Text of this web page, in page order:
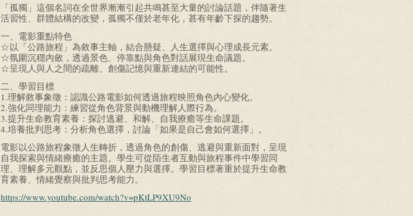
「孤獨」這個名詞在全世界漸漸引起共鳴甚至大量的討論話題，伴隨著生
活習性、群體結構的改變，孤獨不僅於老年化，甚有年齡下探的趨勢。
一、電影重點特色
☆以「公路旅程」為敘事主軸，結合懸疑、人生選擇與心理成長元素。
☆氛圍沉穩內斂，透過景色、停靠點與角色對話展現生命議題。
☆呈現人與人之間的疏離、創傷記憶與重新連結的可能性。
二、學習目標
1.理解敘事象徵：認識公路電影如何透過旅程映照角色內心變化。
2.強化同理能力：練習從角色背景與動機理解人際行為。
3.提升生命教育素養：探討逃避、和解、自我療癒等生命課題。
4.培養批判思考：分析角色選擇，討論「如果是自己會如何選擇」。
電影以公路旅程象徵人生轉折，透過角色的創傷、逃避與重新面對，呈現
自我探索與情緒療癒的主題。學生可從陌生者互動與旅程事件中學習同
理、理解多元觀點，並反思個人壓力與選擇。學習目標著重於提升生命教
育素養、情緒覺察與批判思考能力。
https://www.youtube.com/watch?v=pKtLP9XU9No